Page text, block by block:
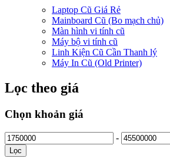
Laptop Cũ Giá Rẻ
Mainboard Cũ (Bo mạch chủ)
Màn hình vi tính cũ
Máy bộ vi tính cũ
Linh Kiện Cũ Cần Thanh lý
Máy In Cũ (Old Printer)
Lọc theo giá
Chọn khoản giá
-
Lọc